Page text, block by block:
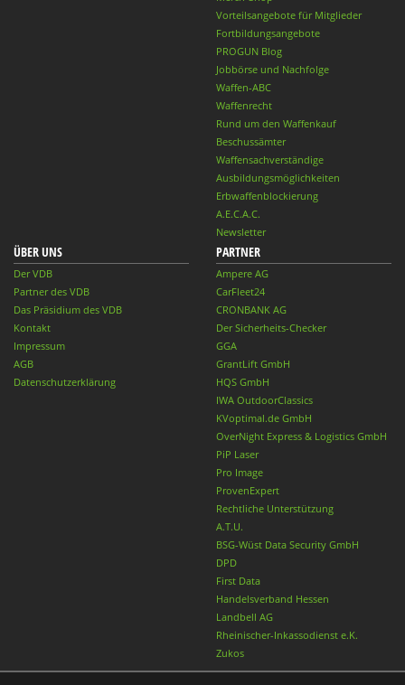
Vorteilsangebote für Mitglieder
Fortbildungsangebote
PROGUN Blog
Jobbörse und Nachfolge
Waffen-ABC
Waffenrecht
Rund um den Waffenkauf
Beschussämter
Waffensachverständige
Ausbildungsmöglichkeiten
Erbwaffenblockierung
A.E.C.A.C.
Newsletter
ÜBER UNS
Der VDB
Partner des VDB
Das Präsidium des VDB
Kontakt
Impressum
AGB
Datenschutzerklärung
PARTNER
Ampere AG
CarFleet24
CRONBANK AG
Der Sicherheits-Checker
GGA
GrantLift GmbH
HQS GmbH
IWA OutdoorClassics
KVoptimal.de GmbH
OverNight Express & Logistics GmbH
PiP Laser
Pro Image
ProvenExpert
Rechtliche Unterstützung
A.T.U.
BSG-Wüst Data Security GmbH
DPD
First Data
Handelsverband Hessen
Landbell AG
Rheinischer-Inkassodienst e.K.
Zukos